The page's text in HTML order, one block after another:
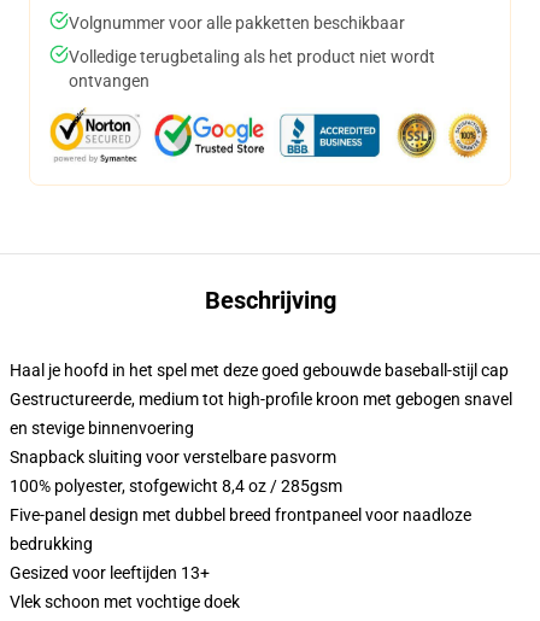
Volgnummer voor alle pakketten beschikbaar
Volledige terugbetaling als het product niet wordt
ontvangen
Beschrijving
Haal je hoofd in het spel met deze goed gebouwde baseball-stijl cap
Gestructureerde, medium tot high-profile kroon met gebogen snavel
en stevige binnenvoering
Snapback sluiting voor verstelbare pasvorm
100% polyester, stofgewicht 8,4 oz / 285gsm
Five-panel design met dubbel breed frontpaneel voor naadloze
bedrukking
Gesized voor leeftijden 13+
Vlek schoon met vochtige doek